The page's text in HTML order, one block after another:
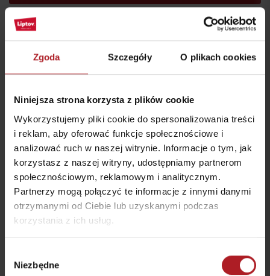
Zgoda Szczegóły O plikach cookies
Niniejsza strona korzysta z plików cookie
Wykorzystujemy pliki cookie do spersonalizowania treści
i reklam, aby oferować funkcje społecznościowe i
analizować ruch w naszej witrynie. Informacje o tym, jak
korzystasz z naszej witryny, udostępniamy partnerom
społecznościowym, reklamowym i analitycznym.
Partnerzy mogą połączyć te informacje z innymi danymi
otrzymanymi od Ciebie lub uzyskanymi podczas
korzystania z ich usług.
zgody
Niezbędne
Koliba Janosika
Liptovská Osada
Restauracja Smrekovica
Ľubochňa